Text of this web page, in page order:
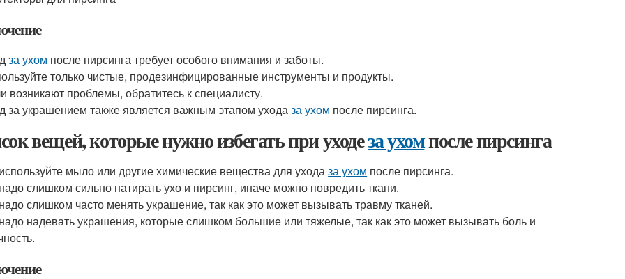
за ухом после пирсинга требует особого внимания и заботы.
только чистые, продезинфицированные инструменты и продукты.
возникают проблемы, обратитесь к специалисту.
за украшением также является важным этапом уходаза ухом после пирсинга.
вещей, которые нужно избегать при уходеза ухомпосле пирсинга
мыло или другие химические вещества для уходаза ухом после пирсинга.
слишком сильно натирать ухо и пирсинг, иначе можно повредить ткани.
слишком часто менять украшение, так как это может вызывать травму тканей.
надевать украшения, которые слишком большие или тяжелые, так как это может вызывать боль и